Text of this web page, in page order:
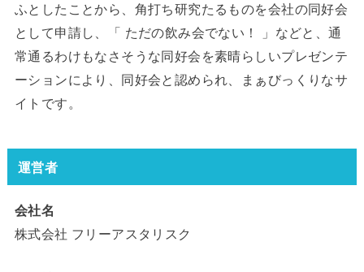
ふとしたことから、角打ち研究たるものを会社の同好会
として申請し、「 ただの飲み会でない！ 」などと、通
常通るわけもなさそうな同好会を素晴らしいプレゼンテ
ーションにより、同好会と認められ、まぁびっくりなサ
イトです。
運営者
会社名
株式会社 フリーアスタリスク